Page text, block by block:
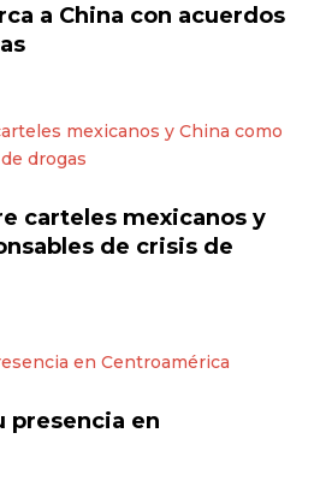
a China con acuerdos
carteles mexicanos y
de crisis de
presencia en